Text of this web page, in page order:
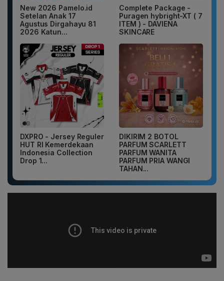
New 2026 Pamelo.id
Setelan Anak 17
Agustus Dirgahayu 81
2026 Katun...
Complete Package -
Puragen hybright-XT ( 7
ITEM ) - DAVIENA
SKINCARE
DXPRO - Jersey Reguler
HUT RI Kemerdekaan
Indonesia Collection
Drop 1...
DIKIRIM 2 BOTOL
PARFUM SCARLETT
PARFUM WANITA
PARFUM PRIA WANGI
TAHAN...